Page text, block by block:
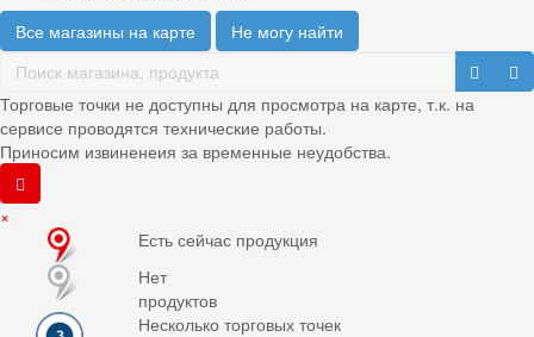
Все магазины на карте
Не могу найти
Торговые точки не доступны для просмотра на карте, т.к. на
сервисе проводятся технические работы.
Приносим извиненеия за временные неудобства.
×
Есть сейчас продукция
Нет
продуктов
Несколько торговых точек